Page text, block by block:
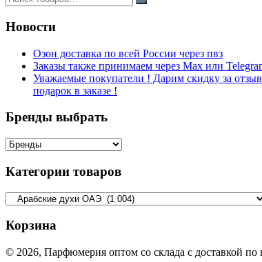
Новости
Озон доставка по всей России через пвз
Заказы также принимаем через Max или
Уважаемые покупатели ! Дарим скидку за
подарок в заказе !
Бренды выбрать
Категории товаров
Корзина
© 2026, Парфюмерия оптом со склада с доставкой